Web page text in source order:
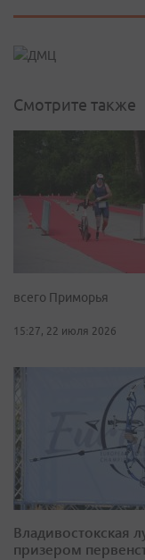
Смотрите также
всего Приморья
15:27, 22 июля 2026
Владивостокская
призером